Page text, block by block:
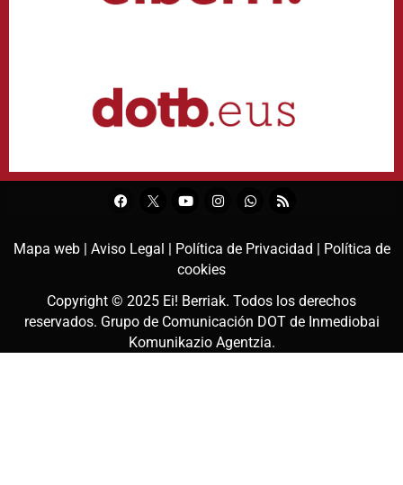
Mapa web | Aviso Legal | Política de Privacidad | Política de
cookies
Copyright © 2025 Ei! Berriak. Todos los derechos
reservados. Grupo de Comunicación DOT de Inmediobai
Komunikazio Agentzia.